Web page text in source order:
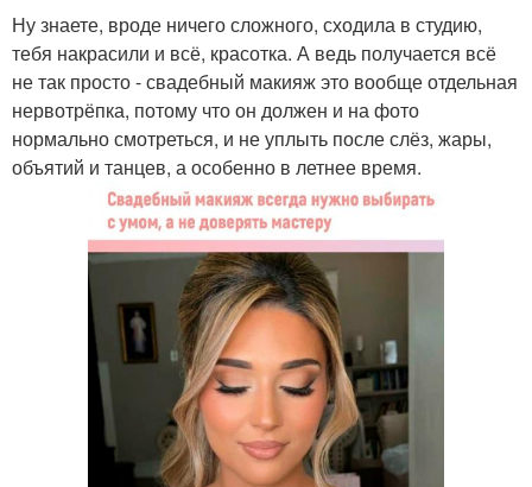
Ну знаете, вроде ничего сложного, сходила в студию,
тебя накрасили и всё, красотка. А ведь получается всё
не так просто - свадебный макияж это вообще отдельная
нервотрёпка, потому что он должен и на фото
нормально смотреться, и не уплыть после слёз, жары,
объятий и танцев, а особенно в летнее время.